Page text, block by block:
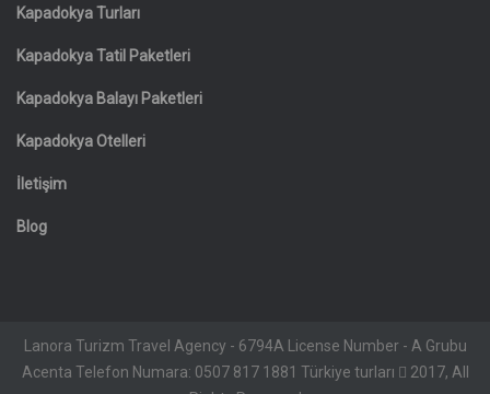
Kapadokya Turları
Kapadokya Tatil Paketleri
Kapadokya Balayı Paketleri
Kapadokya Otelleri
İletişim
Blog
Lanora Turizm Travel Agency - 6794A License Number - A Grubu
Acenta Telefon Numara: 0507 817 1881 Türkiye turları
2017, All